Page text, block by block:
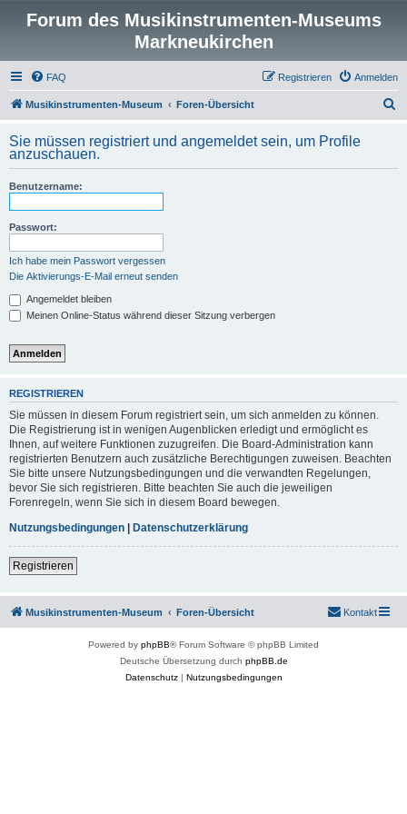
Forum des Musikinstrumenten-Museums
Markneukirchen
FAQ Anmelden
Registrieren
Musikinstrumenten-Museum Foren-Übersicht
h
Sie müssen registriert und angemeldet sein, um Profile
anzuschauen.
Benutzername:
Passwort:
Ich habe mein Passwort vergessen
Die Aktivierungs-E-Mail erneut senden
Angemeldet bleiben
Meinen Online-Status während dieser Sitzung verbergen
REGISTRIEREN
Sie müssen in diesem Forum registriert sein, um sich anmelden zu können.
Die Registrierung ist in wenigen Augenblicken erledigt und ermöglicht es
Ihnen, auf weitere Funktionen zuzugreifen. Die Board-Administration kann
registrierten Benutzern auch zusätzliche Berechtigungen zuweisen. Beachten
Sie bitte unsere Nutzungsbedingungen und die verwandten Regelungen,
bevor Sie sich registrieren. Bitte beachten Sie auch die jeweiligen
Forenregeln, wenn Sie sich in diesem Board bewegen.
Nutzungsbedingungen | Datenschutzerklärung
Registrieren
Musikinstrumenten-Museum Foren-Übersicht Kontakt
Powered by phpBB® Forum Software © phpBB Limited
Deutsche Übersetzung durch phpBB.de
Datenschutz| Nutzungsbedingungen